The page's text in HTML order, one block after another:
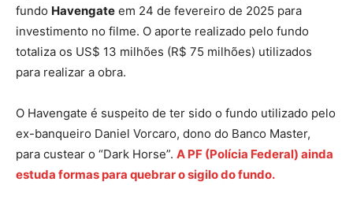
fundo Havengate em 24 de fevereiro de 2025 para
investimento no filme. O aporte realizado pelo fundo
totaliza os US$ 13 milhões (R$ 75 milhões) utilizados
para realizar a obra.
O Havengate é suspeito de ter sido o fundo utilizado pelo
ex-banqueiro Daniel Vorcaro, dono do Banco Master,
para custear o “Dark Horse”. A PF (Polícia Federal) ainda
estuda formas para quebrar o sigilo do fundo.